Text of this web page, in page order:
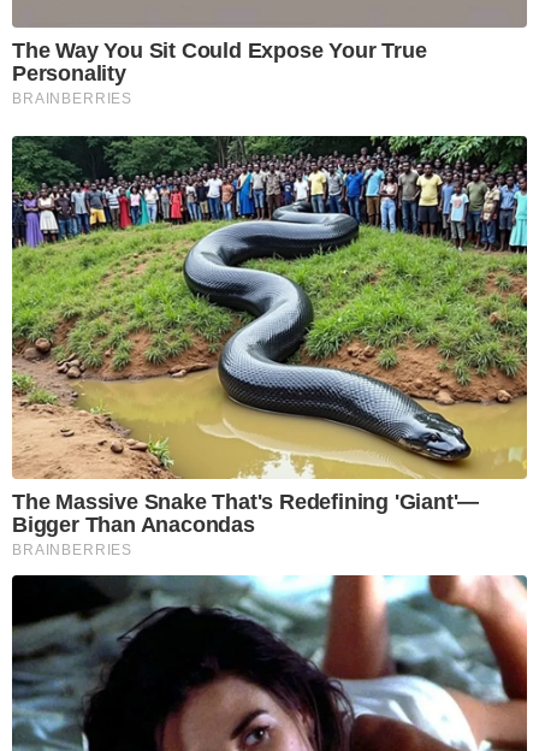
The Way You Sit Could Expose Your True
Personality
BRAINBERRIES
The Massive Snake That's Redefining 'Giant'—
Bigger Than Anacondas
BRAINBERRIES